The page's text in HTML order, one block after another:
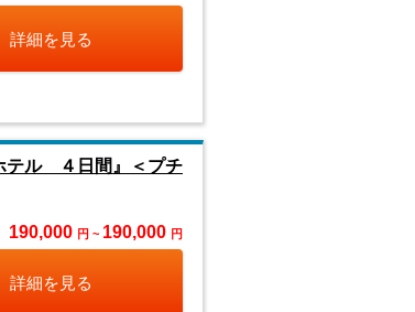
詳細を見る
テル ４日間』＜プチ
190,000 円 ~ 190,000 円
詳細を見る